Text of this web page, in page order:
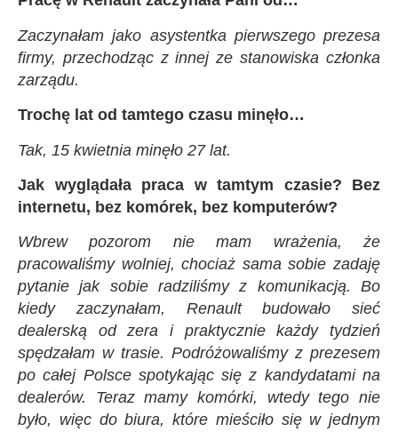
Zaczynałam jako asystentka pierwszego prezesa
firmy, przechodząc z innej ze stanowiska członka
zarządu.
Trochę lat od tamtego czasu minęło…
Tak, 15 kwietnia minęło 27 lat.
Jak wyglądała praca w tamtym czasie? Bez
internetu, bez komórek, bez komputerów?
Wbrew pozorom nie mam wrażenia, że
pracowaliśmy wolniej, chociaż sama sobie zadaję
pytanie jak sobie radziliśmy z komunikacją. Bo
kiedy zaczynałam, Renault budowało sieć
dealerską od zera i praktycznie każdy tydzień
spędzałam w trasie. Podróżowaliśmy z prezesem
po całej Polsce spotykając się z kandydatami na
dealerów. Teraz mamy komórki, wtedy tego nie
było, więc do biura, które mieściło się w jednym